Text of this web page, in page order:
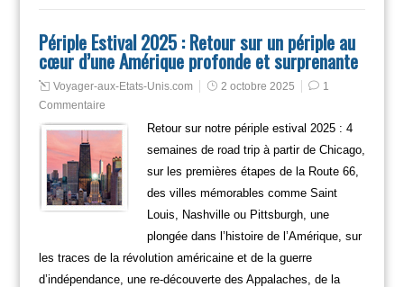
Périple Estival 2025 : Retour sur un périple au
cœur d’une Amérique profonde et surprenante
Voyager-aux-Etats-Unis.com 2 octobre 2025
1
Commentaire
Retour sur notre périple estival 2025 : 4
semaines de road trip à partir de Chicago,
sur les premières étapes de la Route 66,
des villes mémorables comme Saint
Louis, Nashville ou Pittsburgh, une
plongée dans l’histoire de l’Amérique, sur
les traces de la révolution américaine et de la guerre
d’indépendance, une re-découverte des Appalaches, de la